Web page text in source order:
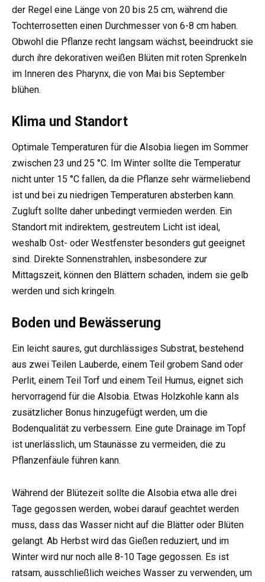
der Regel eine Länge von 20 bis 25 cm, während die
Tochterrosetten einen Durchmesser von 6-8 cm haben.
Obwohl die Pflanze recht langsam wächst, beeindruckt sie
durch ihre dekorativen weißen Blüten mit roten Sprenkeln
im Inneren des Pharynx, die von Mai bis September
blühen.
Klima und Standort
Optimale Temperaturen für die Alsobia liegen im Sommer
zwischen 23 und 25 °C. Im Winter sollte die Temperatur
nicht unter 15 °C fallen, da die Pflanze sehr wärmeliebend
ist und bei zu niedrigen Temperaturen absterben kann.
Zugluft sollte daher unbedingt vermieden werden. Ein
Standort mit indirektem, gestreutem Licht ist ideal,
weshalb Ost- oder Westfenster besonders gut geeignet
sind. Direkte Sonnenstrahlen, insbesondere zur
Mittagszeit, können den Blättern schaden, indem sie gelb
werden und sich kringeln.
Boden und Bewässerung
Ein leicht saures, gut durchlässiges Substrat, bestehend
aus zwei Teilen Lauberde, einem Teil grobem Sand oder
Perlit, einem Teil Torf und einem Teil Humus, eignet sich
hervorragend für die Alsobia. Etwas Holzkohle kann als
zusätzlicher Bonus hinzugefügt werden, um die
Bodenqualität zu verbessern. Eine gute Drainage im Topf
ist unerlässlich, um Staunässe zu vermeiden, die zu
Pflanzenfäule führen kann.
Während der Blütezeit sollte die Alsobia etwa alle drei
Tage gegossen werden, wobei darauf geachtet werden
muss, dass das Wasser nicht auf die Blätter oder Blüten
gelangt. Ab Herbst wird das Gießen reduziert, und im
Winter wird nur noch alle 8-10 Tage gegossen. Es ist
ratsam, ausschließlich weiches Wasser zu verwenden, um